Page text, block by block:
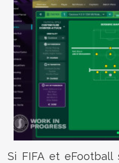
Si FIFA et